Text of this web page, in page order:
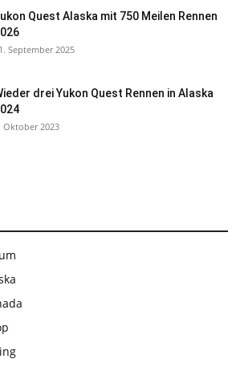
Quest Alaska mit 750 Meilen Rennen
September 2025
drei Yukon Quest Rennen in Alaska
Oktober 2023